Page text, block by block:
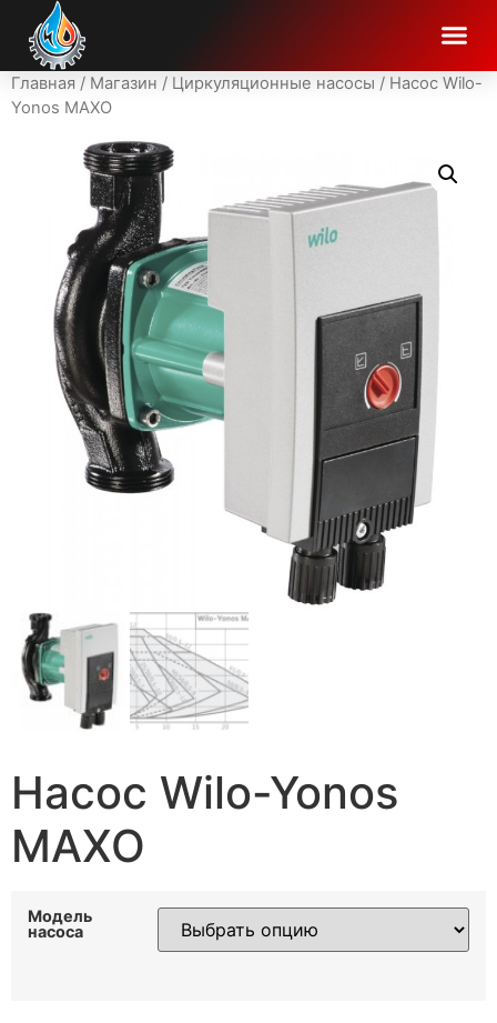
Главная / Магазин / Циркуляционные насосы / Насос Wilo-
Yonos MAXO
Насос Wilo-Yonos
MAXO
Модель
насоса